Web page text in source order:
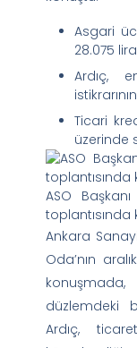
Asgari
28.075
Ardıç,
Ticari
üzerinde
ASO
toplantısında
Ankara
Oda’nın
düzlemdeki
Ardıç,